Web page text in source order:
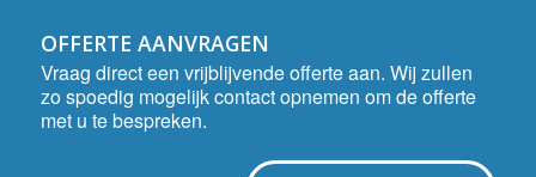
OFFERTE AANVRAGEN
Vraag direct een vrijblijvende offerte aan. Wij zullen
zo spoedig mogelijk contact opnemen om de offerte
met u te bespreken.